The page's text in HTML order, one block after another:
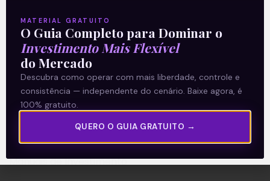
Termos e Condições
Política de Privacidade
Explore
Artigos
E Eu Com Isso?
Vídeos no Youtube
Manuais de Investimento
MATERIAL GRATUITO
O Guia Completo para Dominar o
Investimento Mais Flexível
do Mercado
Descubra como operar com mais liberdade, controle e
consistência — independente do cenário. Baixe agora, é
100% gratuito.
QUERO O GUIA GRATUITO →